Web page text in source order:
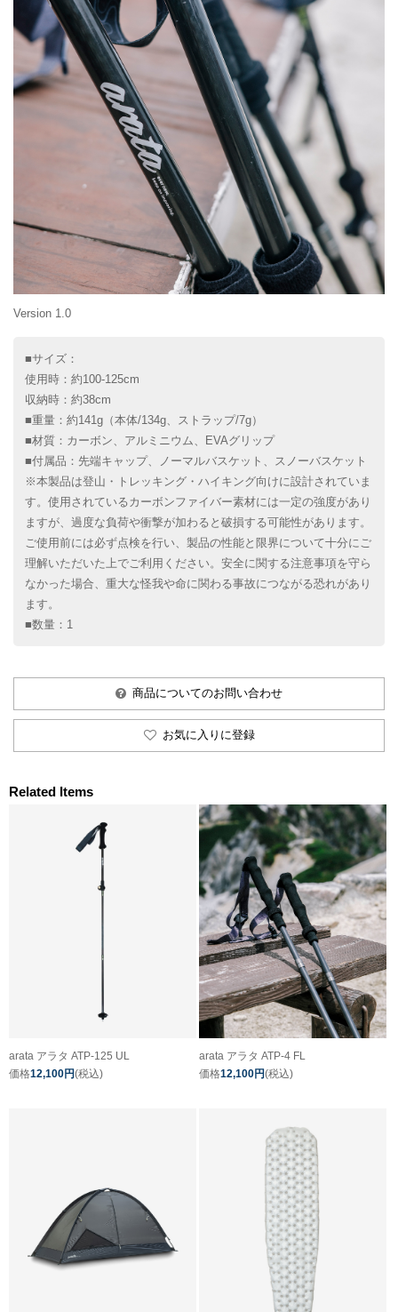
Version 1.0
■サイズ：
使用時：約100-125cm
収納時：約38cm
■重量：約141g（本体/134g、ストラップ/7g）
■材質：カーボン、アルミニウム、EVAグリップ
■付属品：先端キャップ、ノーマルバスケット、スノーバスケット
※本製品は登山・トレッキング・ハイキング向けに設計されていま
す。使用されているカーボンファイバー素材には一定の強度があり
ますが、過度な負荷や衝撃が加わると破損する可能性があります。
ご使用前には必ず点検を行い、製品の性能と限界について十分にご
理解いただいた上でご利用ください。安全に関する注意事項を守ら
なかった場合、重大な怪我や命に関わる事故につながる恐れがあり
ます。
■数量：1
商品についてのお問い合わせ
お気に入りに登録
Related Items
arata アラタ ATP-125 UL
価格12,100円(税込)
arata アラタ ATP-4 FL
価格12,100円(税込)